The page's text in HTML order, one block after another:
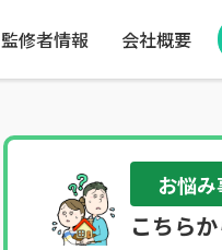
監修者情報 会社概要
お悩
こちら